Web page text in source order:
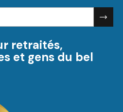
retraités,
et gens du bel